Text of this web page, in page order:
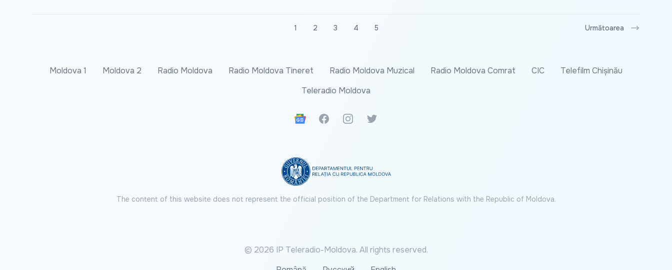
1 2 3 4 5 Următoarea
Moldova 1 Moldova 2 Radio Moldova Radio Moldova Tineret Radio Moldova Muzical Radio Moldova Comrat CIC
Telefilm Chișinău
Teleradio Moldova
Google News
FacebookInstagramTwitter
The content of this website does not represent the official position of the Department for Relations with the Republic of Moldova.
© 2026 IP Teleradio-Moldova. All rights reserved.